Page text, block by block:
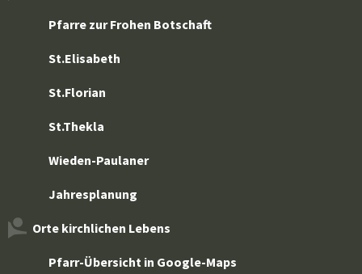
Pfarre zur Frohen Botschaft
St.Elisabeth
St.Florian
St.Thekla
Wieden-Paulaner
Jahresplanung
Orte kirchlichen Lebens
Pfarr-Übersicht in Google-Maps